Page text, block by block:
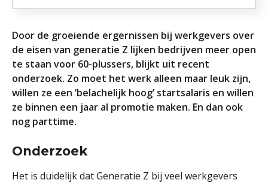
Door de groeiende ergernissen bij werkgevers over
de eisen van generatie Z lijken bedrijven meer open
te staan voor 60-plussers, blijkt uit recent
onderzoek. Zo moet het werk alleen maar leuk zijn,
willen ze een ‘belachelijk hoog’ startsalaris en willen
ze binnen een jaar al promotie maken. En dan ook
nog parttime.
Onderzoek
Het is duidelijk dat Generatie Z bij veel werkgevers